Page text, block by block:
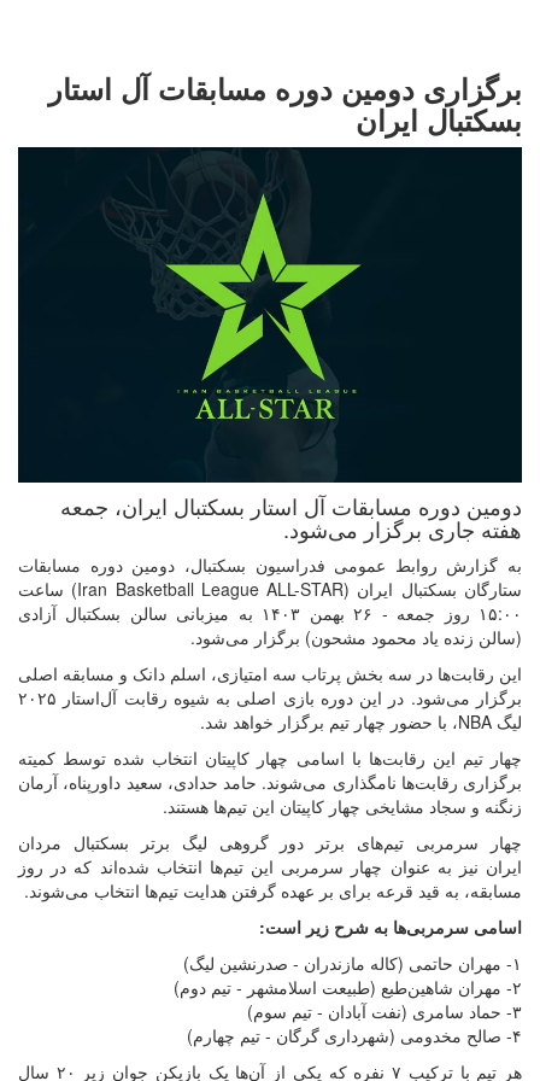
برگزاری دومین دوره مسابقات آل‌ استار
بسکتبال ایران
دومین دوره مسابقات آل استار بسکتبال ایران، جمعه
هفته جاری برگزار می‌شود.
به گزارش روابط عمومی فدراسیون بسکتبال، دومین دوره مسابقات
ستارگان بسکتبال ایران (Iran Basketball League ALL-STAR) ساعت
۱۵:۰۰ روز جمعه - ۲۶ بهمن ۱۴۰۳ به میزبانی سالن بسکتبال آزادی
(سالن زنده یاد محمود مشحون) برگزار می‌شود.
این رقابت‌ها در سه بخش پرتاب سه امتیازی، اسلم دانک و مسابقه اصلی
برگزار می‌شود. در این دوره بازی اصلی به شیوه رقابت آل‌استار ۲۰۲۵
لیگ NBA، با حضور چهار تیم برگزار خواهد شد.
چهار تیم این رقابت‌ها با اسامی چهار کاپیتان انتخاب شده توسط کمیته
برگزاری رقابت‌ها نامگذاری می‌شوند. حامد حدادی، سعید داورپناه، آرمان
زنگنه و سجاد مشایخی چهار کاپیتان این تیم‌ها هستند.
چهار سرمربی تیم‌های برتر دور گروهی لیگ برتر بسکتبال مردان
ایران نیز به عنوان چهار سرمربی این تیم‌ها انتخاب شده‌اند که در روز
مسابقه، به قید قرعه برای بر عهده گرفتن هدایت تیم‌ها انتخاب می‌شوند.
اسامی سرمربی‌ها به شرح زیر است:
۱- مهران حاتمی (کاله مازندران - صدرنشین لیگ)
۲- مهران شاهین‌طبع (طبیعت اسلامشهر - تیم دوم)
۳- حماد سامری (نفت آبادان - تیم سوم)
۴- صالح مخدومی (شهرداری گرگان - تیم چهارم)
هر تیم با ترکیب ۷ نفره که یکی از آن‌ها یک بازیکن جوان زیر ۲۰ سال